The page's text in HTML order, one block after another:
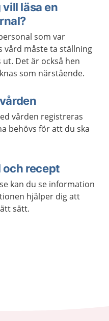
vill läsa en
som var
vård måste ta ställning
Det är också hen
som närstående.
vården registreras
behövs för att du ska
och recept
kan du se information
hjälper dig att
sätt.